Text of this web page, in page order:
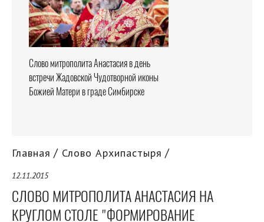
Слово митрополита Анастасия в день
встречи Жадовской Чудотворной иконы
Божией Матери в граде Симбирске
Главная Слово Архипастыря
12.11.2015
СЛОВО МИТРОПОЛИТА АНАСТАСИЯ НА
КРУГЛОМ СТОЛЕ "ФОРМИРОВАНИЕ